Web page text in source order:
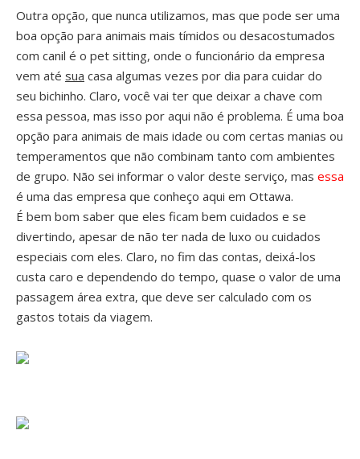
Outra opção, que nunca utilizamos, mas que pode ser uma
boa opção para animais mais tímidos ou desacostumados
com canil é o pet sitting, onde o funcionário da empresa
vem até sua casa algumas vezes por dia para cuidar do
seu bichinho. Claro, você vai ter que deixar a chave com
essa pessoa, mas isso por aqui não é problema. É uma boa
opção para animais de mais idade ou com certas manias ou
temperamentos que não combinam tanto com ambientes
de grupo. Não sei informar o valor deste serviço, mas essa
é uma das empresa que conheço aqui em Ottawa.
É bem bom saber que eles ficam bem cuidados e se
divertindo, apesar de não ter nada de luxo ou cuidados
especiais com eles. Claro, no fim das contas, deixá-los
custa caro e dependendo do tempo, quase o valor de uma
passagem área extra, que deve ser calculado com os
gastos totais da viagem.